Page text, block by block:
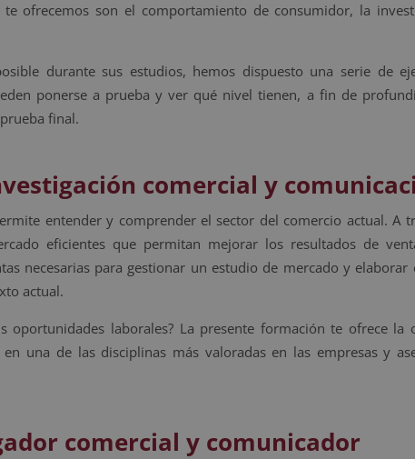
ofrecemos son el comportamiento de consumidor, la
durante sus estudios, hemos dispuesto una serie de
ponerse a prueba y ver qué nivel tienen, a fin de
final.
comercial y
entender y comprender el sector del comercio actual. A
eficientes que permitan mejorar los resultados de
necesarias para gestionar un estudio de mercado y elaborar
actual.
laborales? La presente formación te ofrece la
una de las disciplinas más valoradas en las empresas y
comercial y comunicador